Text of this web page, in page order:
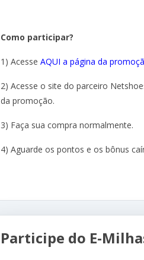
Como participar?
1) Acesse AQUI a página da
2) Acesse o site do parceiro
da promoção.
3) Faça sua compra normalmente.
4) Aguarde os pontos e os bônus
Participe do E-